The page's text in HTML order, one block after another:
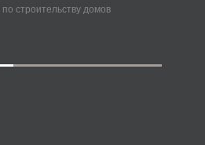
строительству домов